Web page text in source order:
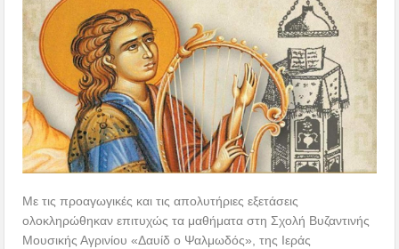
Με τις προαγωγικές και τις απολυτήριες εξετάσεις
ολοκληρώθηκαν επιτυχώς τα μαθήματα στη Σχολή Βυζαντινής
Μουσικής Αγρινίου «Δαυίδ ο Ψαλμωδός», της Ιεράς